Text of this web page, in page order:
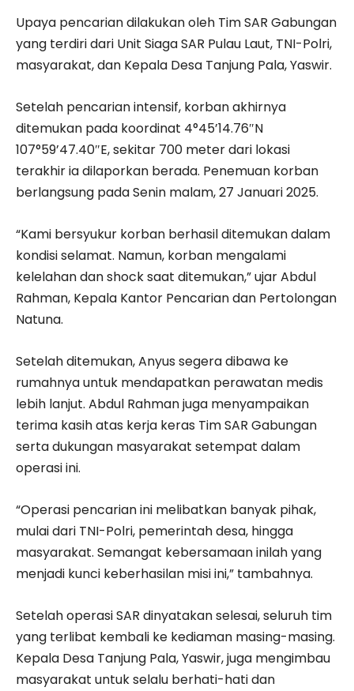
Upaya pencarian dilakukan oleh Tim SAR Gabungan
yang terdiri dari Unit Siaga SAR Pulau Laut, TNI-Polri,
masyarakat, dan Kepala Desa Tanjung Pala, Yaswir.
Setelah pencarian intensif, korban akhirnya
ditemukan pada koordinat 4°45’14.76″N
107°59’47.40″E, sekitar 700 meter dari lokasi
terakhir ia dilaporkan berada. Penemuan korban
berlangsung pada Senin malam, 27 Januari 2025.
“Kami bersyukur korban berhasil ditemukan dalam
kondisi selamat. Namun, korban mengalami
kelelahan dan shock saat ditemukan,” ujar Abdul
Rahman, Kepala Kantor Pencarian dan Pertolongan
Natuna.
Setelah ditemukan, Anyus segera dibawa ke
rumahnya untuk mendapatkan perawatan medis
lebih lanjut. Abdul Rahman juga menyampaikan
terima kasih atas kerja keras Tim SAR Gabungan
serta dukungan masyarakat setempat dalam
operasi ini.
“Operasi pencarian ini melibatkan banyak pihak,
mulai dari TNI-Polri, pemerintah desa, hingga
masyarakat. Semangat kebersamaan inilah yang
menjadi kunci keberhasilan misi ini,” tambahnya.
Setelah operasi SAR dinyatakan selesai, seluruh tim
yang terlibat kembali ke kediaman masing-masing.
Kepala Desa Tanjung Pala, Yaswir, juga mengimbau
masyarakat untuk selalu berhati-hati dan